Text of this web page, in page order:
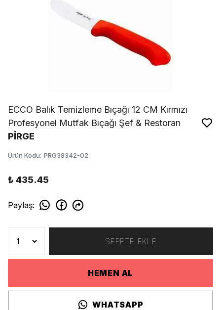
ECCO Balık Temizleme Bıçağı 12 CM Kırmızı
Profesyonel Mutfak Bıçağı Şef & Restoran
PİRGE
Ürün Kodu: PRG38342-02
₺ 435.45
Paylaş:
SEPETE EKLE
HEMEN AL
WHATSAPP